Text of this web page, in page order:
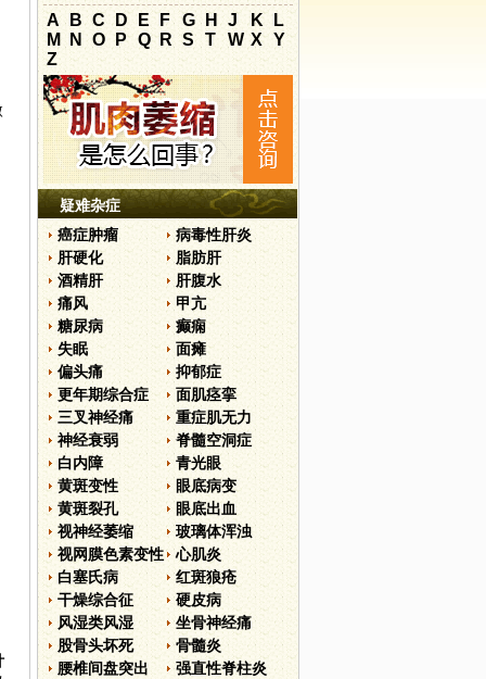
A B C D E F G H J K
L
M
N O P Q R S T W X
Y
Z
疑难杂症
癌症肿瘤
病毒性肝炎
肝硬化
脂肪肝
酒精肝
肝腹水
痛风
甲亢
糖尿病
癫痫
失眠
面瘫
偏头痛
抑郁症
更年期综合症
面肌痉挛
三叉神经痛
重症肌无力
神经衰弱
脊髓空洞症
白内障
青光眼
黄斑变性
眼底病变
黄斑裂孔
眼底出血
视神经萎缩
玻璃体浑浊
视网膜色素变性
心肌炎
白塞氏病
红斑狼疮
干燥综合征
硬皮病
风湿类风湿
坐骨神经痛
股骨头坏死
骨髓炎
腰椎间盘突出
强直性脊柱炎